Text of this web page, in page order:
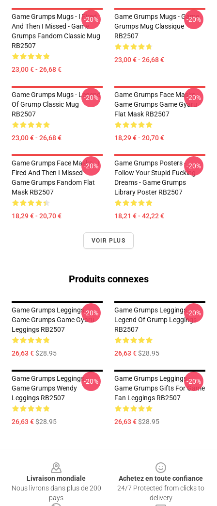
Game Grumps Mugs - I Fired
And Then I Missed - Game
Grumps Fandom Classic Mug
RB2507
23,00 € - 26,68 €
-20%
Game Grumps Mugs - Game
Grumps Mug Classique
RB2507
23,00 € - 26,68 €
-20%
Game Grumps Mugs - Legend
Of Grump Classic Mug
RB2507
23,00 € - 26,68 €
-20%
Game Grumps Face Masks -
Game Grumps Game Gyaru
Flat Mask RB2507
18,29 € - 20,70 €
-20%
Game Grumps Face Masks - I
Fired And Then I Missed -
Game Grumps Fandom Flat
Mask RB2507
18,29 € - 20,70 €
-20%
Game Grumps Posters -
Follow Your Stupid Fucking
Dreams - Game Grumps
Library Poster RB2507
18,21 € - 42,22 €
-20%
VOIR PLUS
Produits connexes
Game Grumps Leggings -
Game Grumps Game Gyaru
Leggings RB2507
26,63 €$28.95
-20%
Game Grumps Leggings -
Legend Of Grump Leggings
RB2507
26,63 €$28.95
-20%
Game Grumps Leggings -
Game Grumps Wendy
Leggings RB2507
26,63 €$28.95
-20%
Game Grumps Leggings -
Game Grumps Gifts For Game
Fan Leggings RB2507
26,63 €$28.95
-20%
Livraison mondiale
Nous livrons dans plus de 200
pays
Achetez en toute confiance
24/7 Protected from clicks to
delivery